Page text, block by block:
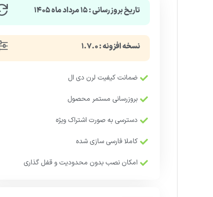
تاریخ بروزرسانی : ۱۵ مرداد ماه ۱۴۰۵
نسخه افزونه : ۱.۷.۰
ضمانت کیفیت لرن دی ال
بروزرسانی مستمر محصول
دسترسی به صورت اشتراک ویژه
کاملا فارسی سازی شده
امکان نصب بدون محدودیت و قفل گذاری